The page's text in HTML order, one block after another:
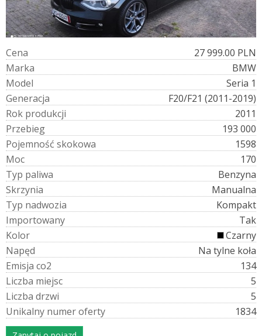
Cena
27 999.00 PLN
Marka
BMW
Model
Seria 1
Generacja
F20/F21 (2011-2019)
Rok produkcji
2011
Przebieg
193 000
Pojemność skokowa
1598
Moc
170
Typ paliwa
Benzyna
Skrzynia
Manualna
Typ nadwozia
Kompakt
Importowany
Tak
Kolor
Czarny
Napęd
Na tylne koła
Emisja co2
134
Liczba miejsc
5
Liczba drzwi
5
Unikalny numeroferty 1834